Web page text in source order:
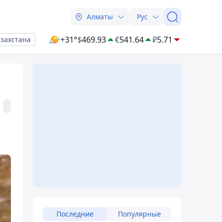
Алматы Рус
+31°$469.93 €541.64 ₽5.71
Последние Популярные